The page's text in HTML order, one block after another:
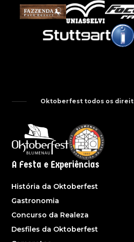
Oktoberfest todos os
A Festa e Experiências
História da Oktoberfest
Gastronomia
Concurso da Realeza
Desfiles da Oktoberfest